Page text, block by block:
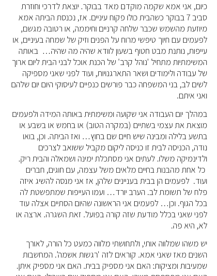
כיום, אני אמא שקמה מוקדם מאד בבוקר. יוצאת לדרכי וחוזרת
סביב 7 בבוקר כשהבית כולו פקוח עיניים. אז, נכנסת הביתה אמא
מיוזעת מהשמש שכבר שלחה קרניים וחיממה, או רטובה מגשם,
לפעמים עם חיוך טיפשי מרוח על הפנים וזיק של שמחה בעיניים, או
עייפות, נותנת מבט חטוף בשעון לוודא שהיה מה שהיה… באותה
המשימתיות מתחיל 'נוהל קרב' של הכנת אוכל לבני הבית ליום ארוך
של עבודה ולימודים ושאר התארגנויות, ועוד לפני שאני מספיקה
לשים לב, בני המשפחה כבר פורשים כנפיים לעיסוקי היום יום שלהם
ואני איתם.
במהלך יום העבודה אני שקועה ומשימתית באותה המידה ולפעמים
מוצאת את עצמי בשתיים (במקרה הטוב) או בחמש או בשבע או
בתשע בלילה ומבינה שיש חיים שם בחוץ… ואז הביתה. וכן, בואו
נודה, הכניסה לבית זו כניסה ליקום מקביל ששואב לצרכים
ולדינמיקה משלו. לעתים אני מסתכלת ימינה ושמאלה והבית ריק.
כל אחת מהבנות בחיים מלאים משל עצמה, עם חוגים, חברים
ועוד. לפעמים הן בבית בעניינים שלהן, אז אני מנסה להשיג איזה
פלח של תשומת לב. הערב יורד… ועמו העייפות שמתפשטת לה
בכל הגוף. וכן… לפעמים אני הראשונה שהיום הסתיים אצלה עוד
לפני שאני בכלל מודעת שזה קורה בפועל. זאת השגרה. ארצה או
לא, היא פה.
יש משהו שמלווה אותי, ולתחושתי מלווה כמעט כל הורה, לאורך
השנים מאז שאני אמא. קוראים לזה 'רגשות אשמה'. המחשבות
שמעיבות ומציקות: האם אני מספיק בבית. האם אני מספיק איתן.